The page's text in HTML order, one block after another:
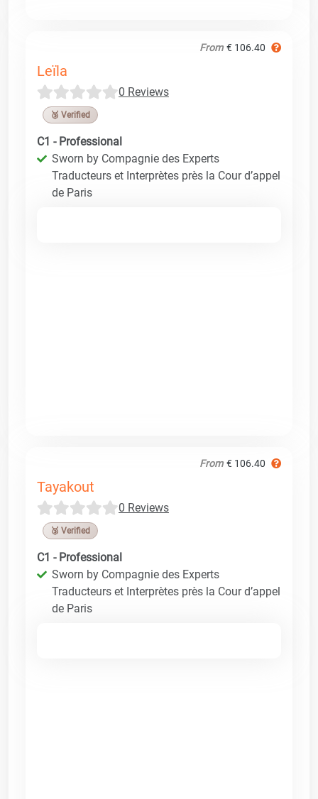
From € 106.40
Leïla
0 Reviews
🥉 Verified
C1 - Professional
Sworn by Compagnie des Experts
Traducteurs et Interprètes près la Cour d’appel
de Paris
From € 106.40
Tayakout
0 Reviews
🥉 Verified
C1 - Professional
Sworn by Compagnie des Experts
Traducteurs et Interprètes près la Cour d’appel
de Paris